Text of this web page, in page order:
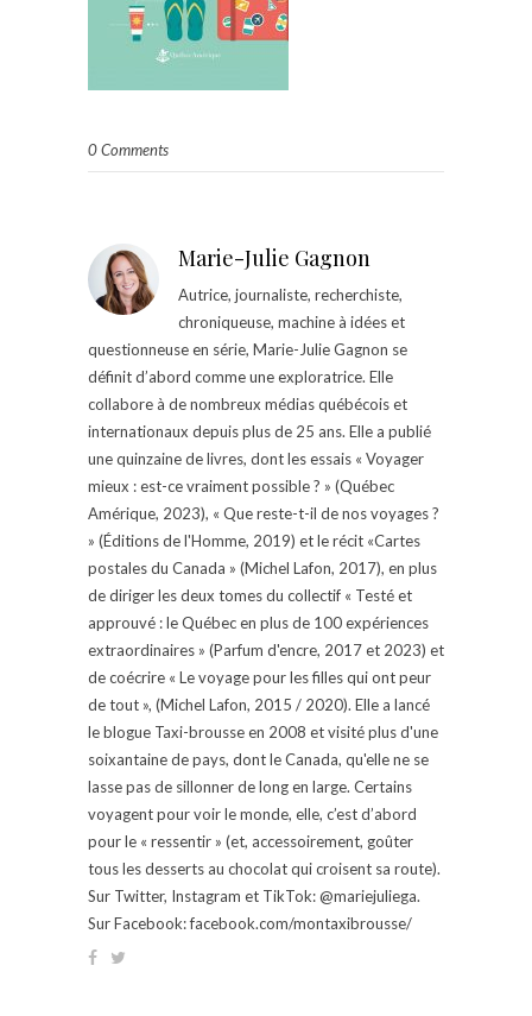
0 Comments
Marie-Julie Gagnon
Autrice, journaliste, recherchiste,
chroniqueuse, machine à idées et
questionneuse en série, Marie-Julie Gagnon se
définit d’abord comme une exploratrice. Elle
collabore à de nombreux médias québécois et
internationaux depuis plus de 25 ans. Elle a publié
une quinzaine de livres, dont les essais « Voyager
mieux : est-ce vraiment possible ? » (Québec
Amérique, 2023), « Que reste-t-il de nos voyages ?
» (Éditions de l'Homme, 2019) et le récit «Cartes
postales du Canada » (Michel Lafon, 2017), en plus
de diriger les deux tomes du collectif « Testé et
approuvé : le Québec en plus de 100 expériences
extraordinaires » (Parfum d'encre, 2017 et 2023) et
de coécrire « Le voyage pour les filles qui ont peur
de tout », (Michel Lafon, 2015 / 2020). Elle a lancé
le blogue Taxi-brousse en 2008 et visité plus d'une
soixantaine de pays, dont le Canada, qu'elle ne se
lasse pas de sillonner de long en large. Certains
voyagent pour voir le monde, elle, c’est d’abord
pour le « ressentir » (et, accessoirement, goûter
tous les desserts au chocolat qui croisent sa route).
Sur Twitter, Instagram et TikTok: @mariejuliega.
Sur Facebook: facebook.com/montaxibrousse/